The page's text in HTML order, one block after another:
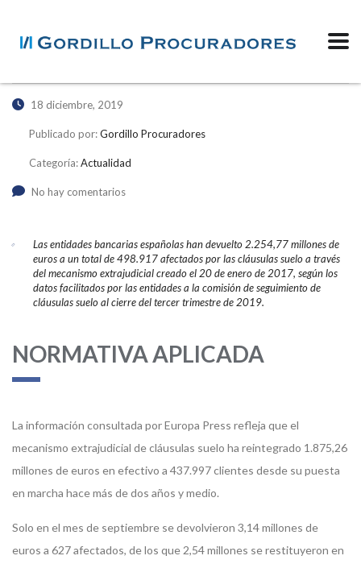
18 diciembre, 2019
Publicado por:Gordillo Procuradores
Categoría:Actualidad
No hay comentarios
Las entidades bancarias españolas han devuelto 2.254,77 millones de
euros a un total de 498.917 afectados por las cláusulas suelo a través
del mecanismo extrajudicial creado el 20 de enero de 2017, según los
datos facilitados por las entidades a la comisión de seguimiento de
cláusulas suelo al cierre del tercer trimestre de 2019.
NORMATIVA APLICADA
La información consultada por Europa Press refleja que el
mecanismo extrajudicial de cláusulas suelo ha reintegrado 1.875,26
millones de euros en efectivo a 437.997 clientes desde su puesta
en marcha hace más de dos años y medio.
Solo en el mes de septiembre se devolvieron 3,14 millones de
euros a 627 afectados, de los que 2,54 millones se restituyeron en